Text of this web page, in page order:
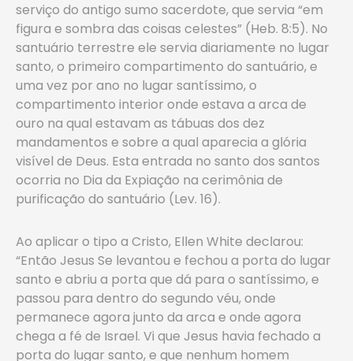
serviço do antigo sumo sacerdote, que servia “em
figura e sombra das coisas celestes” (Heb. 8:5). No
santuário terrestre ele servia diariamente no lugar
santo, o primeiro compartimento do santuário, e
uma vez por ano no lugar santíssimo, o
compartimento interior onde estava a arca de
ouro na qual estavam as tábuas dos dez
mandamentos e sobre a qual aparecia a glória
visível de Deus. Esta entrada no santo dos santos
ocorria no Dia da Expiação na cerimônia de
purificação do santuário (Lev. 16).
Ao aplicar o tipo a Cristo, Ellen White declarou:
“Então Jesus Se levantou e fechou a porta do lugar
santo e abriu a porta que dá para o santíssimo, e
passou para dentro do segundo véu, onde
permanece agora junto da arca e onde agora
chega a fé de Israel. Vi que Jesus havia fechado a
porta do lugar santo, e que nenhum homem